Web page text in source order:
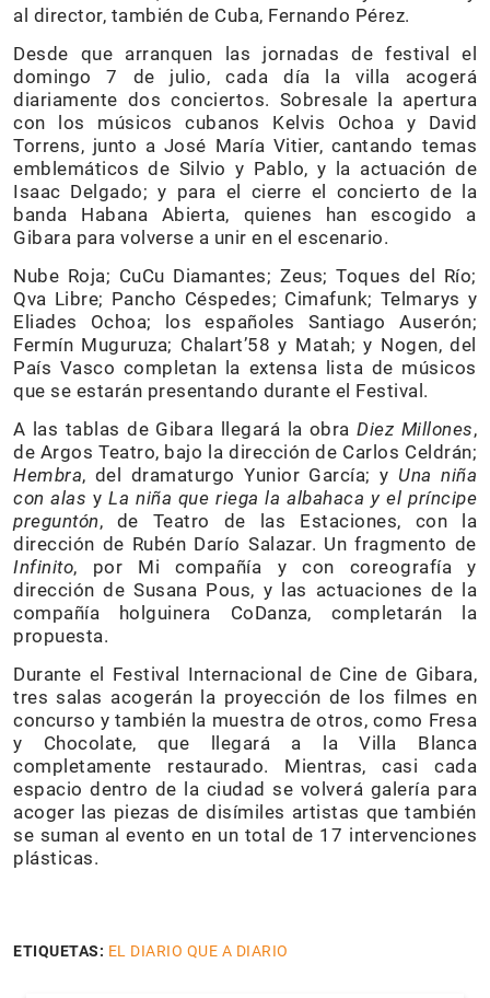
al director, también de Cuba, Fernando Pérez.
Desde que arranquen las jornadas de festival el
domingo 7 de julio, cada día la villa acogerá
diariamente dos conciertos. Sobresale la apertura
con los músicos cubanos Kelvis Ochoa y David
Torrens, junto a José María Vitier, cantando temas
emblemáticos de Silvio y Pablo, y la actuación de
Isaac Delgado; y para el cierre el concierto de la
banda Habana Abierta, quienes han escogido a
Gibara para volverse a unir en el escenario.
Nube Roja; CuCu Diamantes; Zeus; Toques del Río;
Qva Libre; Pancho Céspedes; Cimafunk; Telmarys y
Eliades Ochoa; los españoles Santiago Auserón;
Fermín Muguruza; Chalart’58 y Matah; y Nogen, del
País Vasco completan la extensa lista de músicos
que se estarán presentando durante el Festival.
A las tablas de Gibara llegará la obraDiez Millones,
de Argos Teatro, bajo la dirección de Carlos Celdrán;
Hembra, del dramaturgo Yunior García; y Una niña
con alas yLa niña que riega la albahaca y el príncipe
preguntón, de Teatro de las Estaciones, con la
dirección de Rubén Darío Salazar. Un fragmento de
Infinito, por Mi compañía y con coreografía y
dirección de Susana Pous, y las actuaciones de la
compañía holguinera CoDanza, completarán la
propuesta.
Durante el Festival Internacional de Cine de Gibara,
tres salas acogerán la proyección de los filmes en
concurso y también la muestra de otros, como Fresa
y Chocolate, que llegará a la Villa Blanca
completamente restaurado. Mientras, casi cada
espacio dentro de la ciudad se volverá galería para
acoger las piezas de disímiles artistas que también
se suman al evento en un total de 17 intervenciones
plásticas.
ETIQUETAS: EL DIARIO QUE A DIARIO